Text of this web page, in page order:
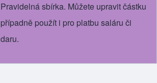
Pravidelná sbírka. Můžete upravit částku
případně použít i pro platbu saláru či
daru.